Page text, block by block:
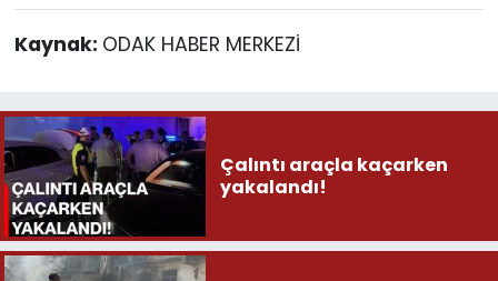
Kaynak: ODAK HABER MERKEZİ
Çalıntı araçla kaçarken
yakalandı!